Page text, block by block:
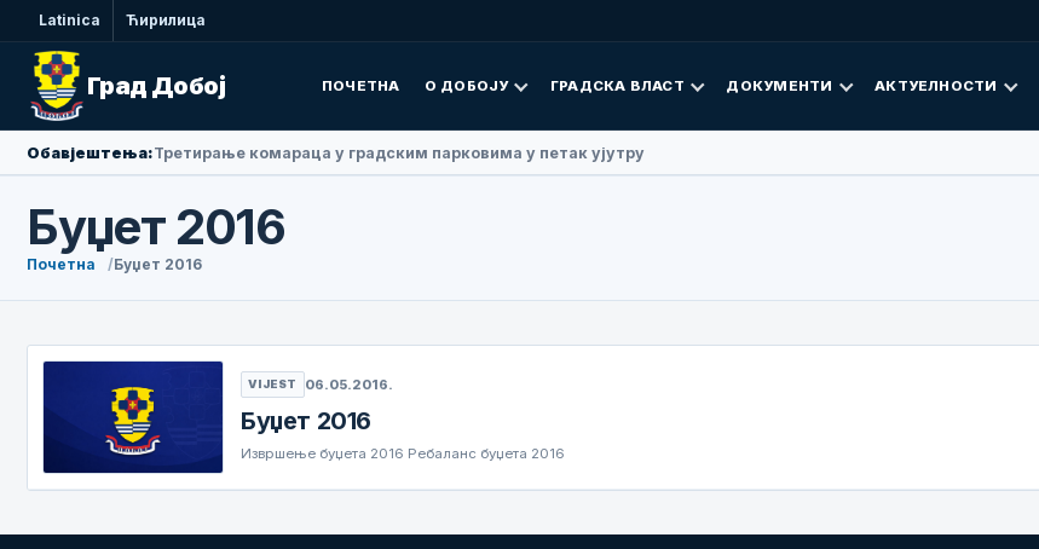
Latinica Ћирилица
Град Добој ПОЧЕТНА О ДОБОЈУ ГРАДСКА ВЛАСТ ДОКУМЕНТИ АКТУЕЛНОСТИ
Обавјештења:Амбасадорка Народне Републике Кине у БиХ Ли Фан посјетила Добој
Буџет 2016
Почетна Буџет 2016
VIJEST 06.05.2016.
Буџет 2016
Извршење буџета 2016 Ребаланс буџета 2016